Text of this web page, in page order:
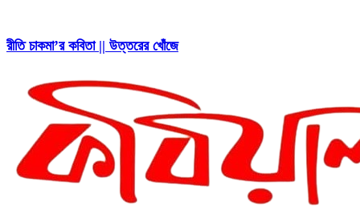
রীতি চাকমা’র কবিতা || উত্তরের খোঁজে